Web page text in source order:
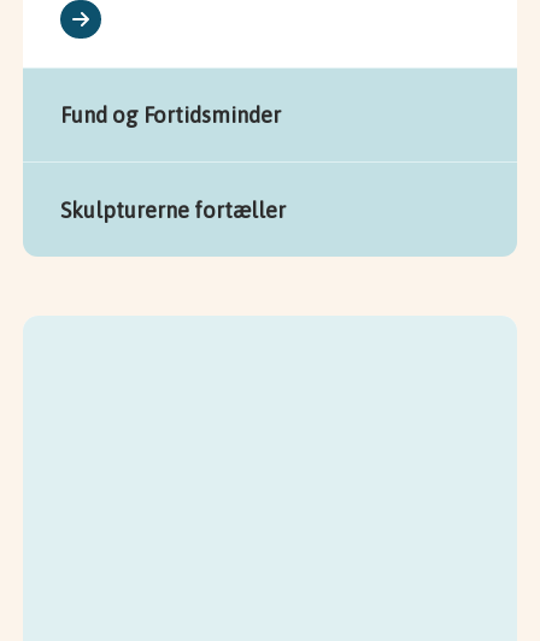
Fund og Fortidsminder
Skulpturerne fortæller